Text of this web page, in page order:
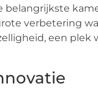
belangrijkste
verbetering
een plek